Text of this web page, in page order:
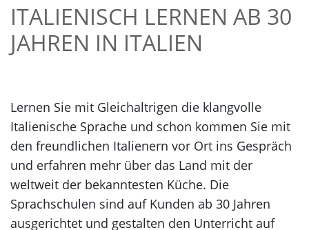
ITALIENISCH LERNEN AB 30
JAHREN IN ITALIEN
Lernen Sie mit Gleichaltrigen die klangvolle
Italienische Sprache und schon kommen Sie mit
den freundlichen Italienern vor Ort ins Gespräch
und erfahren mehr über das Land mit der
weltweit der bekanntesten Küche. Die
Sprachschulen sind auf Kunden ab 30 Jahren
ausgerichtet und gestalten den Unterricht auf